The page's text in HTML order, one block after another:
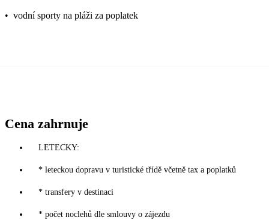
• vodní sporty na pláži za poplatek
Cena zahrnuje
LETECKY:
* leteckou dopravu v turistické třídě včetně tax a poplatků
* transfery v destinaci
* počet noclehů dle smlouvy o zájezdu